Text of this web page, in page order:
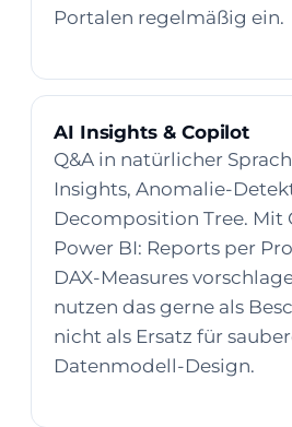
Portalen regelmäßig ein.
AI Insights & Copilot
Q&A in natürlicher
Insights, Anomalie-
Decomposition Tree. Mit
Power BI: Reports per
DAX-Measures
nutzen das gerne als
nicht als Ersatz für
Datenmodell-Design.